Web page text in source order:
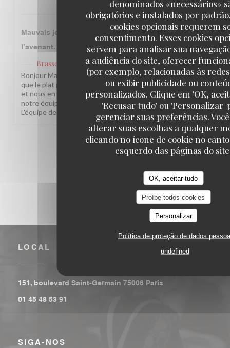
denominados «necessários»
obrigatórios e instalados por
cookies opcionais requerem
consentimento. Esses cookies
servem para analisar sua
a audiência do site, oferecer
(por exemplo, relacionadas às
ou exibir publicidade ou
personalizados. Clique em 'OK,
'Recusar tudo' ou 'Personalizar'
gerenciar suas preferências.
alterar suas escolhas a qualquer
clicando no ícone de cookie no
esquerdo das páginas do
OK, aceitar tudo
Proíbe todos cookies
Personalizar
Política de proteção de dados
undefined
Mauvais jour chez Lipp, poulet sec et plutôt carcasse que
l’avenant. MAIS desserts parfaits et service adorable.
Brasserie Lipp
has responded to the review
Bonjour Marie-Paul, Merci pour ce retour honnête. Nous
que le plat principal n'ait pas été à la hauteur ce jour-là. Votre
et nous en parlons en cuisine. En revanche, nous sommes ravis
notre équipe vous aient donné le sourire ! Nous espérons vous
L'équipe de la Brasserie Lipp
1 2 3
LOCAL
151, boulevard Saint-Germain 75006 Paris
01 45 48 53 91
SIGA-NOS